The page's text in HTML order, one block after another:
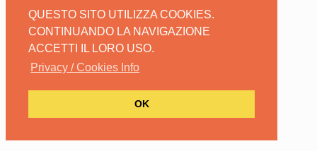
QUESTO SITO UTILIZZA COOKIES.
CONTINUANDO LA NAVIGAZIONE
ACCETTI IL LORO USO.
Privacy / Cookies Info
OK